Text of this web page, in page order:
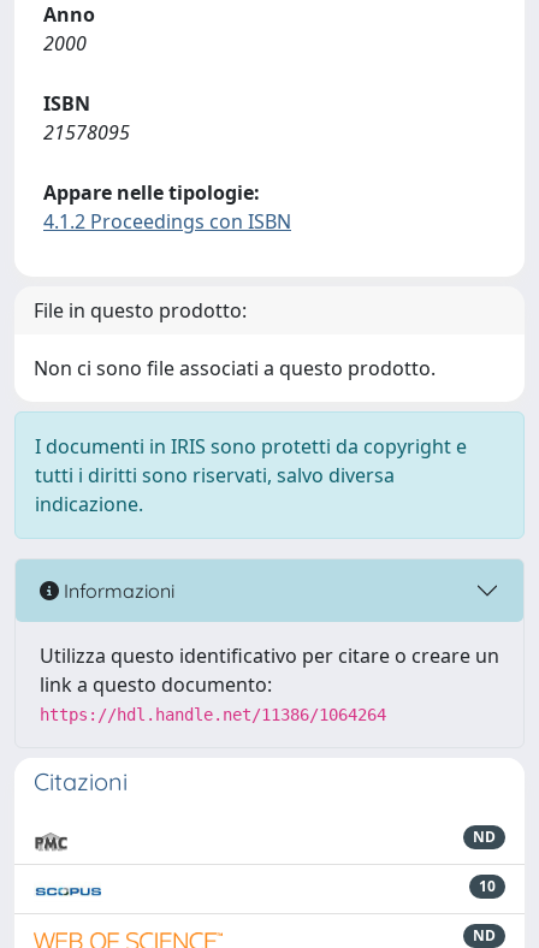
Anno
2000
ISBN
21578095
Appare nelle tipologie:
4.1.2 Proceedings con ISBN
File in questo prodotto:
Non ci sono file associati a questo prodotto.
I documenti in IRIS sono protetti da copyright e
tutti i diritti sono riservati, salvo diversa
indicazione.
Informazioni
Utilizza questo identificativo per citare o creare un
link a questo documento:
https://hdl.handle.net/11386/1064264
Citazioni
ND
10
ND